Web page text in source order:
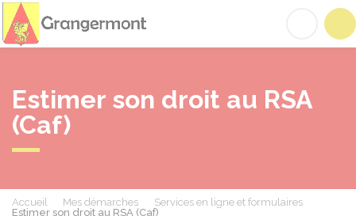
Estimer son droit au RSA
(Caf)
Accueil Mes démarches
Services en ligne et formulaires
Estimer son droit au RSA (Caf)